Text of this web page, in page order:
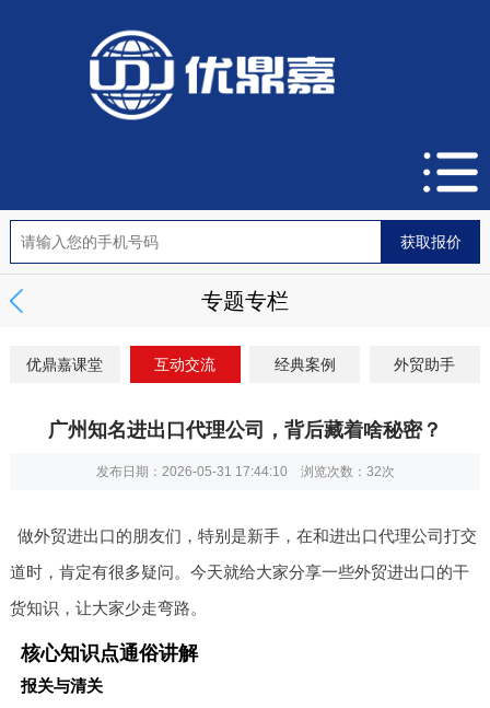
专题专栏
优鼎嘉课堂 互动交流 经典案例 外贸助手
广州知名进出口代理公司，背后藏着啥秘密？
发布日期：2026-05-31 17:44:10 浏览次数： 32次
做外贸进出口的朋友们，特别是新手，在和进出口代理公司打交
道时，肯定有很多疑问。今天就给大家分享一些外贸进出口的干
货知识，让大家少走弯路。
核心知识点通俗讲解
报关与清关